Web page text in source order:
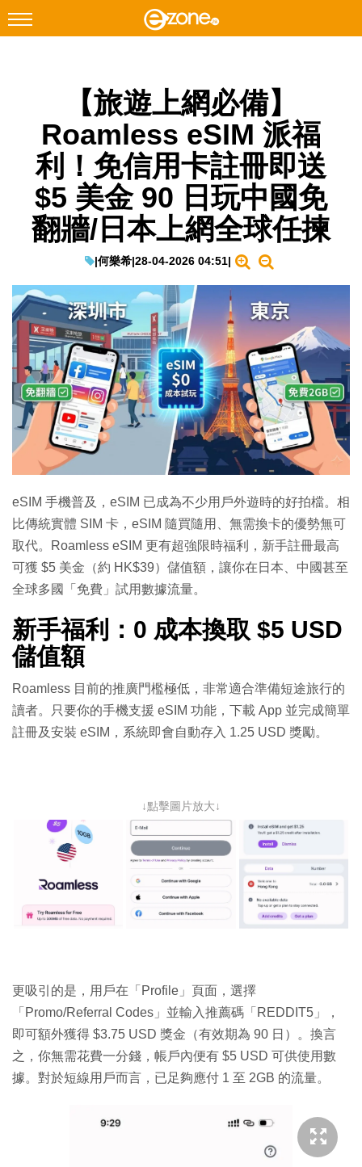
Instagram
科技焦點
網絡生活
遊戲動漫
教學評測
IT Times
生成式AI與雲端應用
Enterprise Digital Transformation
特集
【旅遊上網必備】
Roamless eSIM 派福
利！免信用卡註冊即送
$5 美金 90 日玩中國免
翻牆/日本上網全球任揀
|何樂希|28-04-2026 04:51|
eSIM 手機普及，eSIM 已成為不少用戶外遊時的好拍檔。相
比傳統實體 SIM 卡，eSIM 隨買隨用、無需換卡的優勢無可
取代。Roamless eSIM 更有超強限時福利，新手註冊最高
可獲 $5 美金（約 HK$39）儲值額，讓你在日本、中國甚至
全球多國「免費」試用數據流量。
新手福利：0 成本換取 $5 USD
儲值額
Roamless 目前的推廣門檻極低，非常適合準備短途旅行的
讀者。只要你的手機支援 eSIM 功能，下載 App 並完成簡單
註冊及安裝 eSIM，系統即會自動存入 1.25 USD 獎勵。
↓點擊圖片放大↓
更吸引的是，用戶在「Profile」頁面，選擇
「Promo/Referral Codes」並輸入推薦碼「REDDIT5」，
即可額外獲得 $3.75 USD 獎金（有效期為 90 日）。換言
之，你無需花費一分錢，帳戶內便有 $5 USD 可供使用數
據。對於短線用戶而言，已足夠應付 1 至 2GB 的流量。